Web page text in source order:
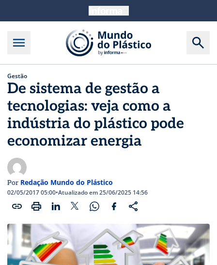
Gestão
De sistema de gestão a
tecnologias: veja como a
indústria do plástico pode
economizar energia
Por Redação Mundo do Plástico
02/05/2017 05:00•Atualizado em 25/06/2025 14:56